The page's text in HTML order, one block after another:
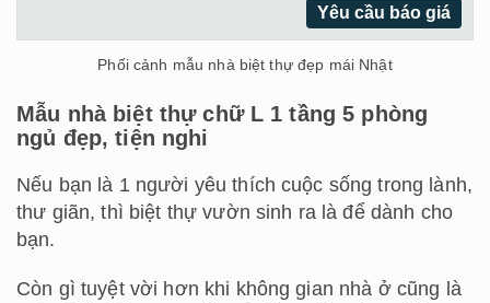
Yêu cầu báo giá
Phối cảnh mẫu nhà biệt thự đẹp mái Nhật
Mẫu nhà biệt thự chữ L 1 tầng 5 phòng
ngủ đẹp, tiện nghi
Nếu bạn là 1 người yêu thích cuộc sống trong lành,
thư giãn, thì biệt thự vườn sinh ra là để dành cho
bạn.
Còn gì tuyệt vời hơn khi không gian nhà ở cũng là